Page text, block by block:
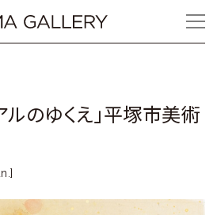
ルのゆくえ」平塚市美術